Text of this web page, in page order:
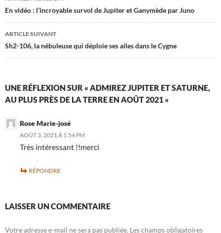
des
articles
En vidéo : l’incroyable survol de Jupiter et Ganymède par Juno
ARTICLE SUIVANT
Sh2-106, la nébuleuse qui déploie ses ailes dans le Cygne
UNE RÉFLEXION SUR « ADMIREZ JUPITER ET SATURNE,
AU PLUS PRÈS DE LA TERRE EN AOÛT 2021 »
Rose Marie-josé
AOÛT 3, 2021 À 1:54 PM
Très intéressant !!merci
RÉPONDRE
LAISSER UN COMMENTAIRE
Votre adresse e-mail ne sera pas publiée. Les champs obligatoires